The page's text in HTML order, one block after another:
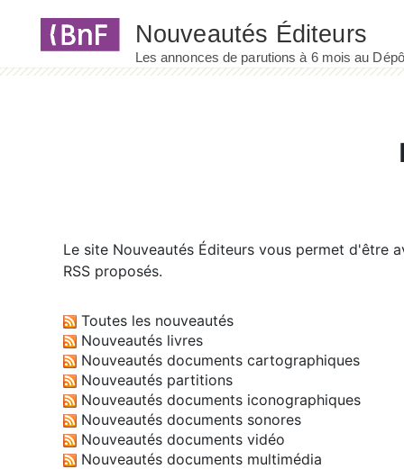
Le site Nouveautés Éditeurs vous permet d'être
RSS proposés.
Toutes les nouveautés
Nouveautés livres
Nouveautés documents cartographiques
Nouveautés partitions
Nouveautés documents iconographiques
Nouveautés documents sonores
Nouveautés documents vidéo
Nouveautés documents multimédia